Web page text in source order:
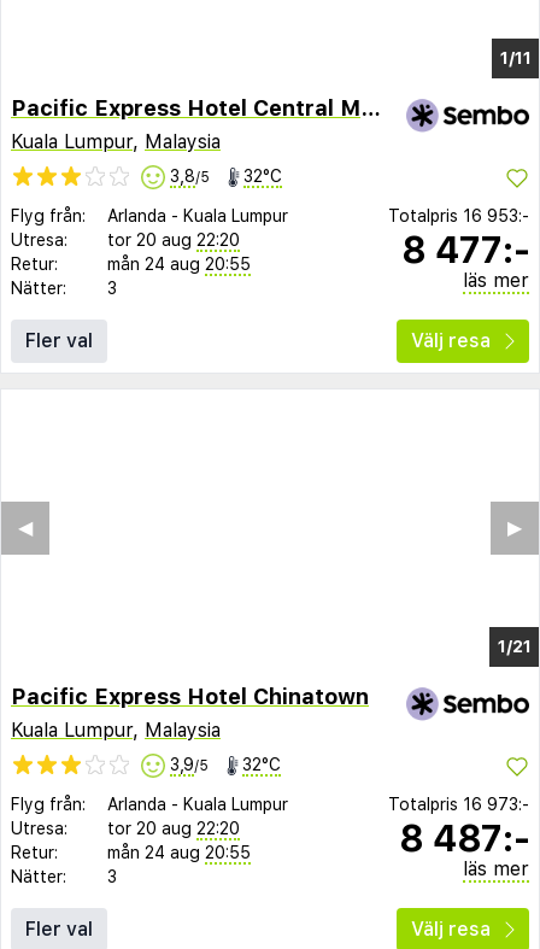
1/7
Pacific Express Hotel Central Market
Kuala Lumpur, Malaysia
3,8/5 32°C
Flyg från: Arlanda - Kuala Lumpur
Utresa:
tor 20 aug 22:20
Retur:
mån 24 aug 20:55
Nätter:
3
Totalpris 16 953:-
8 477:-
läs mer
Fler val Välj resa
1/15
▶︎
◀︎
Pacific Express Hotel Chinatown
Kuala Lumpur, Malaysia
3,9/5 32°C
Flyg från: Arlanda - Kuala Lumpur
Utresa:
tor 20 aug 22:20
Retur:
mån 24 aug 20:55
Nätter:
3
Totalpris 16 973:-
8 487:-
läs mer
Fler val Välj resa